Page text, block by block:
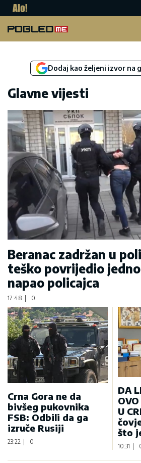
Dodaj kao željeni izvor na
Glavne vijesti
Beranac zadržan u
teško povrijedio
napao policajca
17:48 0
Crna Gora ne da
bivšeg pukovnika
FSB: Odbili da ga
izruče Rusiji
23:22 | 0
DA
U
što
10:31 |